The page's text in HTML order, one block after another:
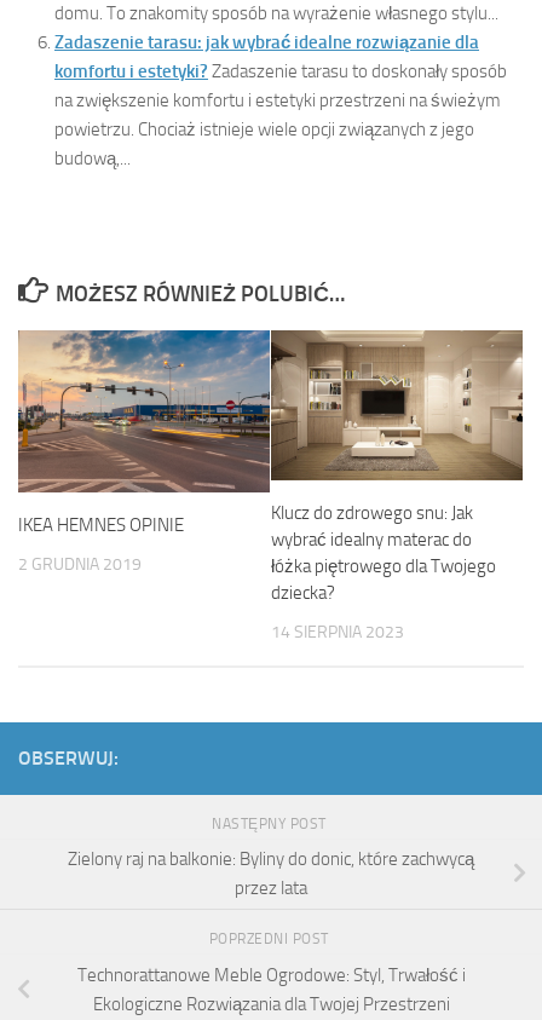
domu. To znakomity sposób na wyrażenie własnego stylu...
Zadaszenie tarasu: jak wybrać idealne rozwiązanie dla
komfortu i estetyki? Zadaszenie tarasu to doskonały sposób
na zwiększenie komfortu i estetyki przestrzeni na świeżym
powietrzu. Chociaż istnieje wiele opcji związanych z jego
budową,...
MOŻESZ RÓWNIEŻ POLUBIĆ…
IKEA HEMNES OPINIE
2 GRUDNIA 2019
Klucz do zdrowego snu: Jak
wybrać idealny materac do
łóżka piętrowego dla Twojego
dziecka?
14 SIERPNIA 2023
OBSERWUJ:
NASTĘPNY POST
Zielony raj na balkonie: Byliny do donic, które zachwycą
przez lata
POPRZEDNI POST
Technorattanowe Meble Ogrodowe: Styl, Trwałość i
Ekologiczne Rozwiązania dla Twojej Przestrzeni